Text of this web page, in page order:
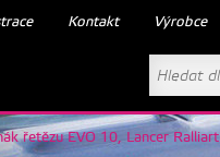
Kontakt Výrobce
řetězu EVO 10, Lancer Ralliart